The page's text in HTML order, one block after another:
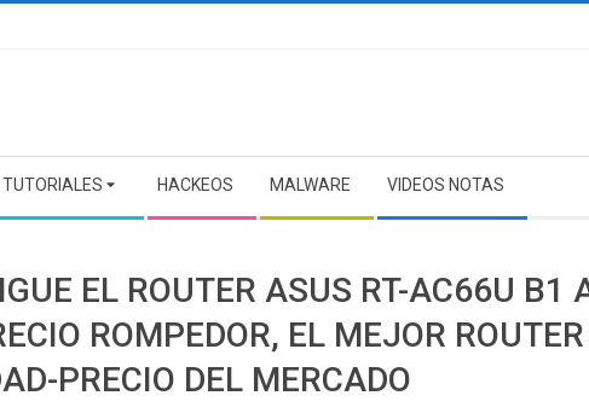
TUTORIALES HACKEOS MALWARE VIDEOS NOTAS
EL ROUTER ASUS RT-AC66U B1
ROMPEDOR, EL MEJOR ROUTER
PRECIO DEL MERCADO